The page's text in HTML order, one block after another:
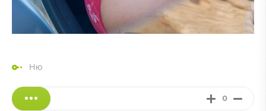
Ню
0